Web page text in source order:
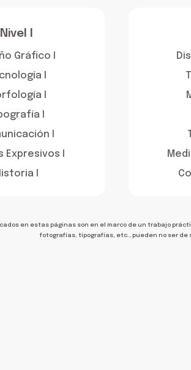
Nivel I
Gráfico I
I
I
I
I
Expresivos I
I
en estas páginas son en el marco de un trabajo
fotografías, tipografías, etc., pueden no ser de